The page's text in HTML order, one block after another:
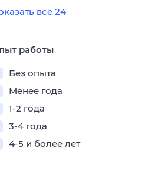
все 24
работы
Без опыта
Менее года
1-2 года
3-4 года
4-5 и более лет